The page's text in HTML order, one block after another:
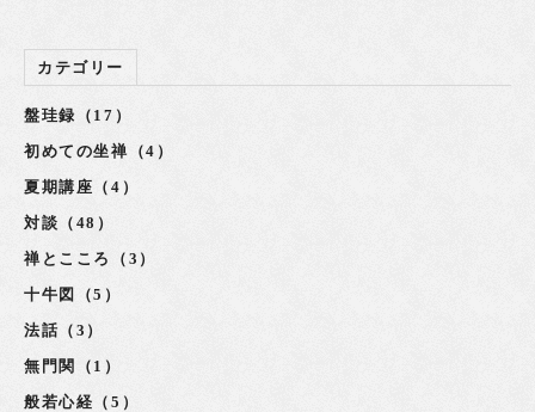
カテゴリー
盤珪録（17）
初めての坐禅（4）
夏期講座（4）
対談（48）
禅とこころ（3）
十牛図（5）
法話（3）
無門関（1）
般若心経（5）